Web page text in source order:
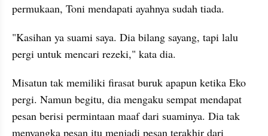
permukaan, Toni mendapati ayahnya sudah tiada.
"Kasihan ya suami saya. Dia bilang sayang, tapi lalu
pergi untuk mencari rezeki," kata dia.
Misatun tak memiliki firasat buruk apapun ketika Eko
pergi. Namun begitu, dia mengaku sempat mendapat
pesan berisi permintaan maaf dari suaminya. Dia tak
menyangka pesan itu menjadi pesan terakhir dari